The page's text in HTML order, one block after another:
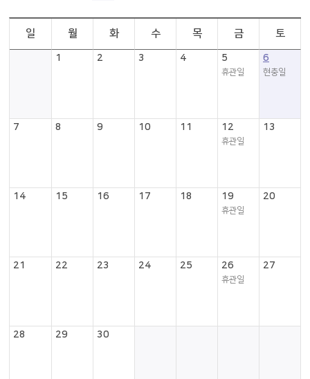
일 월 화 수 목 금 토
1 2 3 4 5
휴관일
6
현충일
7 8 9 10 11 12
휴관일
13
14 15 16 17 18 19
휴관일
20
21 22 23 24 25 26
휴관일
27
28 29 30